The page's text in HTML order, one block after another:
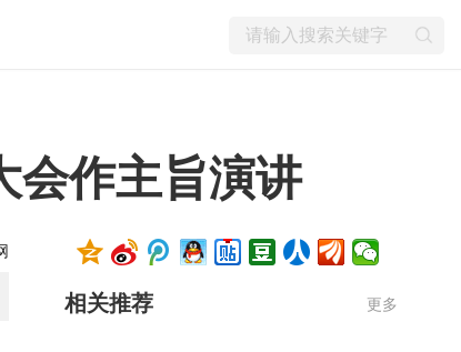
会作主旨演讲
相关推荐 更多